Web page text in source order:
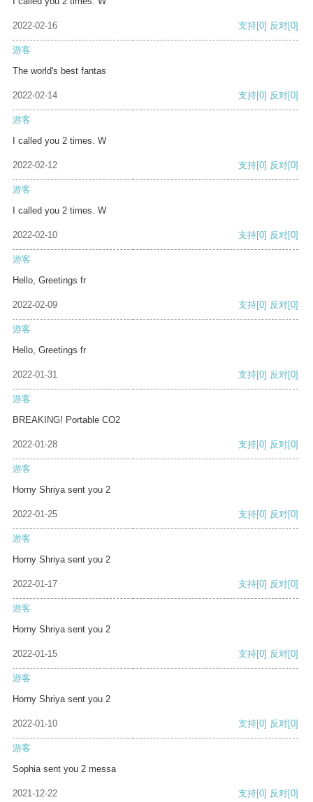
2022-02-16 支持[0] 反对[0]
游客
The world's best fantas
2022-02-14 支持[0] 反对[0]
游客
I called you 2 times. W
2022-02-12 支持[0] 反对[0]
游客
I called you 2 times. W
2022-02-10 支持[0] 反对[0]
游客
Hello, Greetings fr
2022-02-09 支持[0] 反对[0]
游客
Hello, Greetings fr
2022-01-31 支持[0] 反对[0]
游客
BREAKING! Portable CO2
2022-01-28 支持[0] 反对[0]
游客
Horny Shriya sent you 2
2022-01-25 支持[0] 反对[0]
游客
Horny Shriya sent you 2
2022-01-17 支持[0] 反对[0]
游客
Horny Shriya sent you 2
2022-01-15 支持[0] 反对[0]
游客
Horny Shriya sent you 2
2022-01-10 支持[0] 反对[0]
游客
Sophia sent you 2 messa
2021-12-22 支持[0] 反对[0]